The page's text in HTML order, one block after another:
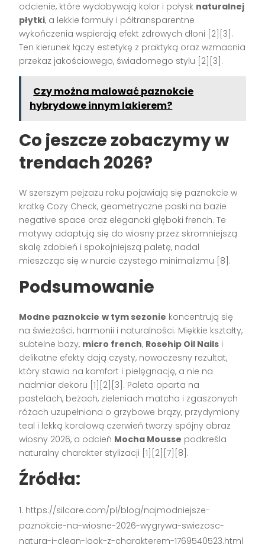
odcienie, które wydobywają kolor i połysk naturalnej
płytki, a lekkie formuły i półtransparentne
wykończenia wspierają efekt zdrowych dłoni [2][3].
Ten kierunek łączy estetykę z praktyką oraz wzmacnia
przekaz jakościowego, świadomego stylu [2][3].
Czy można malować paznokcie
hybrydowe innym lakierem?
Co jeszcze zobaczymy w
trendach 2026?
W szerszym pejzażu roku pojawiają się paznokcie w
kratkę Cozy Check, geometryczne paski na bazie
negative space oraz elegancki głęboki french. Te
motywy adaptują się do wiosny przez skromniejszą
skalę zdobień i spokojniejszą paletę, nadal
mieszcząc się w nurcie czystego minimalizmu [8].
Podsumowanie
Modne paznokcie w tym sezonie koncentrują się
na świeżości, harmonii i naturalności. Miękkie kształty,
subtelne bazy, micro french, Rosehip Oil Nails i
delikatne efekty dają czysty, nowoczesny rezultat,
który stawia na komfort i pielęgnację, a nie na
nadmiar dekoru [1][2][3]. Paleta oparta na
pastelach, beżach, zieleniach matcha i zgaszonych
różach uzupełniona o grzybowe brązy, przydymiony
teal i lekką koralową czerwień tworzy spójny obraz
wiosny 2026, a odcień Mocha Mousse podkreśla
naturalny charakter stylizacji [1][2][7][8].
Źródła:
https://silcare.com/pl/blog/najmodniejsze-
paznokcie-na-wiosne-2026-wygrywa-swiezosc-
natura-i-clean-look-z-charakterem-1769540523.html